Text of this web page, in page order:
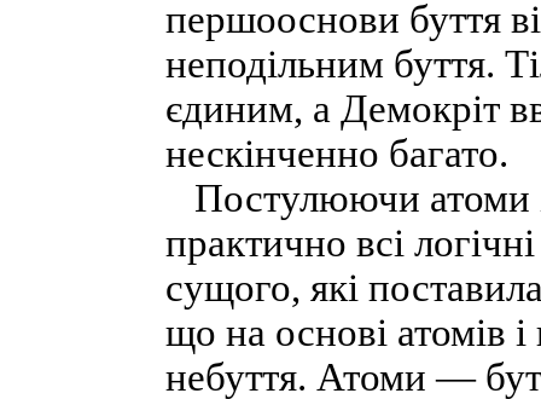
першооснови буття
неподільним буття.
єдиним, а Демокріт
нескінченно багато.
Постулюючи атоми і
практично всі
сущого, які
що на основі атомів
небуття. Атоми —